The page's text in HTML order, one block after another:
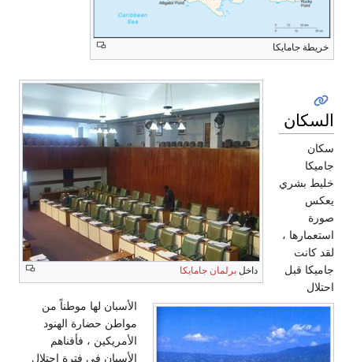
خريطة جامايكا
داخل برلمان جامايكا
الجغرافيا
السكان
سكان
جاميكا
خليط بشري
يعكس
صورة
استعمارها ،
لقد كانت
جاميكا قبل
احتلال
الأسبان لها موطناً من
مواطن حضارة الهنود
الأمريكين ، فأفناهم
الأسبان في فترة احتلال